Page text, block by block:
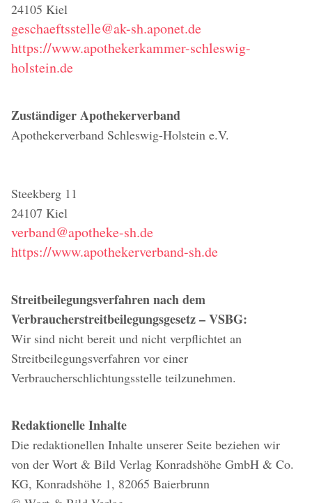
24105 Kiel
geschaeftsstelle@ak-sh.aponet.de
https://www.apothekerkammer-schleswig-
holstein.de
Zuständiger Apothekerverband
Apothekerverband Schleswig-Holstein e.V.
Steekberg 11
24107 Kiel
verband@apotheke-sh.de
https://www.apothekerverband-sh.de
Streitbeilegungsverfahren nach dem
Verbraucherstreitbeilegungsgesetz – VSBG:
Wir sind nicht bereit und nicht verpflichtet an
Streitbeilegungsverfahren vor einer
Verbraucherschlichtungsstelle teilzunehmen.
Redaktionelle Inhalte
Die redaktionellen Inhalte unserer Seite beziehen wir
von der Wort & Bild Verlag Konradshöhe GmbH & Co.
KG, Konradshöhe 1, 82065 Baierbrunn